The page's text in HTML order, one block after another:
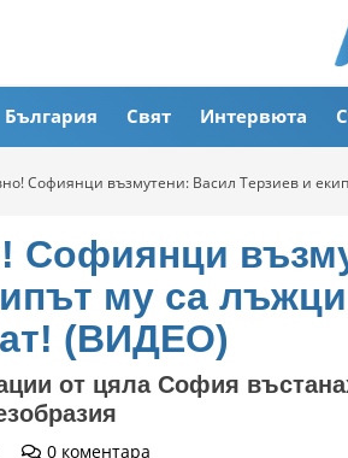
България Свят Интервюта
Софиянци възмутени: Васил Терзиев и
Софиянци
му са
(ВИДЕО)
от цяла София
0 коментара